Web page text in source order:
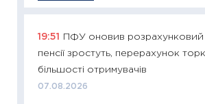
19:51
ПФУ оновив розрахунковий
пенсії зростуть, перерахунок
більшості отримувачів
07.08.2026